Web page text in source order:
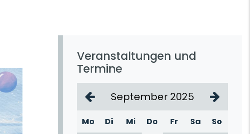
Veranstaltungen und
Termine
September 2025
Mo Di Mi Do Fr Sa
So